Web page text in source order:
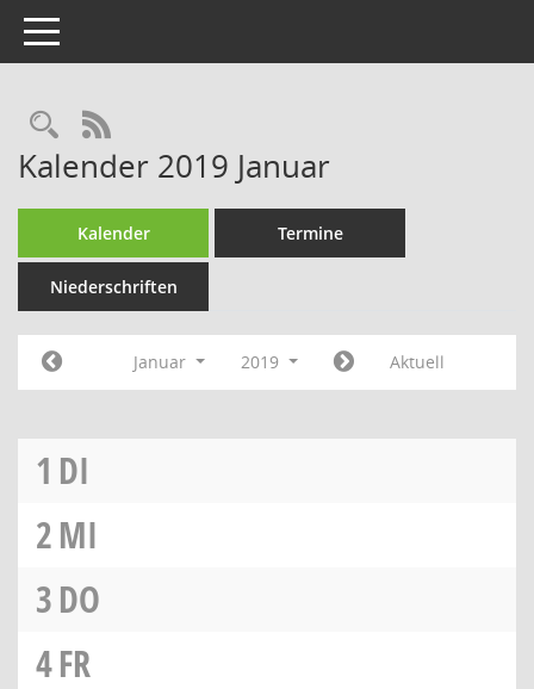
Toggle navigation
Rechercheauswahl
RSS-Feed
Kalender 2019 Januar
Kalender Termine
Niederschriften
Januar 2019 Aktuell
1 DI
2MI
3DO
4FR